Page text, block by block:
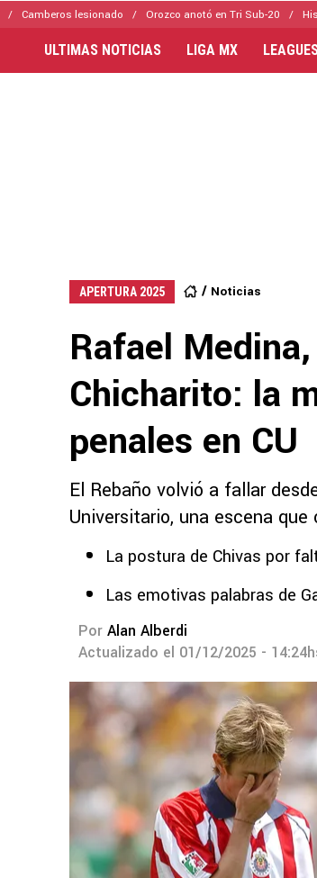
Camberos lesionado Orozco anotó en Tri Sub-20
ULTIMAS NOTICIAS LIGA MX
APERTURA 2025 Noticias
Rafael
Chicharito: la
penales en CU
El Rebaño volvió a fallar
Universitario, una escena
La postura de Chivas por
Las emotivas palabras de
Por Alan Alberdi
Actualizado el 01/12/2025 -